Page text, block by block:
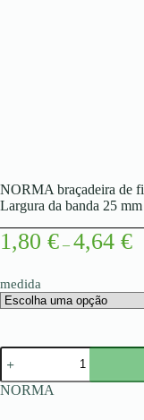
NORMA braçadeira de
Largura da banda 25
1,80 € – 4,64 €
medida
Quantidade
de
NORMA
braçadeira
NORMA